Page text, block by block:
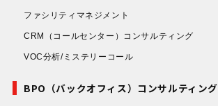
ファシリティマネジメント
CRM（コールセンター）コンサルティング
VOC分析/ミステリーコール
BPO（バックオフィス）コンサルティング